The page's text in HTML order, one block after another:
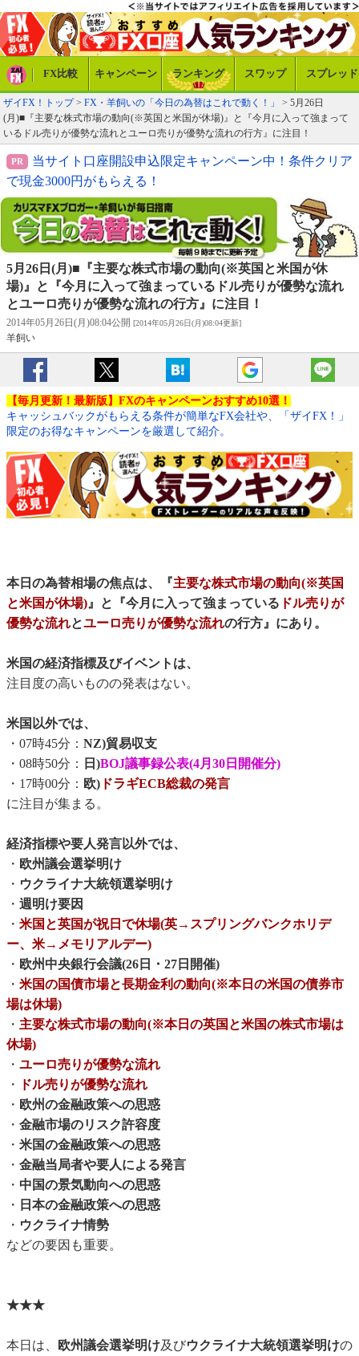
FX比較 キャンペーン ランキング スワップ スプレッド
ザイFX！トップ> FX・羊飼いの「今日の為替はこれで動く！」
> 5月26日
(月)■『主要な株式市場の動向(※英国と米国が休場)』と『今月に入って強まって
いるドル売りが優勢な流れとユーロ売りが優勢な流れの行方』に注目！
当サイト口座開設申込限定キャンペーン中！条件クリア
で現金3000円がもらえる！
5月26日(月)■『主要な株式市場の動向(※英国と米国が休
場)』と『今月に入って強まっているドル売りが優勢な流れ
とユーロ売りが優勢な流れの行方』に注目！
2014年05月26日(月)08:04公開 [2014年05月26日(月)08:04更新]
羊飼い
【毎月更新！最新版】FXのキャンペーンおすすめ10選！
キャッシュバックがもらえる条件が簡単なFX会社や、「ザイFX！」
限定のお得なキャンペーンを厳選して紹介。
本日の為替相場の焦点は、『主要な株式市場の動向(※英国
と米国が休場)』と『今月に入って強まっている ドル売りが
優勢な流れとユーロ売りが優勢な流れの行方』にあり。
米国の経済指標及びイベントは、
注目度の高いものの発表はない。
米国以外では、
・07時45分： NZ)貿易収支
・08時50分：
日)BOJ議事録公表(4月30日開催分)
・17時00分： 欧) ドラギECB総裁の発言
に注目が集まる。
経済指標や要人発言以外では、
・ 欧州議会選挙明け
・ ウクライナ大統領選挙明け
・ 週明け要因
・ 米国と英国が祝日で休場(英→スプリングバンクホリデ
ー、米→メモリアルデー)
・ 欧州中央銀行会議(26日・27日開催)
・ 米国の国債市場と長期金利の動向(※本日の米国の債券市
場は休場)
・ 主要な株式市場の動向(※本日の英国と米国の株式市場は
休場)
・ ユーロ売りが優勢な流れ
・
ドル売りが優勢な流れ
・ 欧州の金融政策への思惑
・ 金融市場のリスク許容度
・ 米国の金融政策への思惑
・ 金融当局者や要人による発言
・ 中国の景気動向への思惑
・ 日本の金融政策への思惑
・ ウクライナ情勢
などの要因も重要。
★★★
本日は、 欧州議会選挙明け及びウクライナ大統領選挙明けの